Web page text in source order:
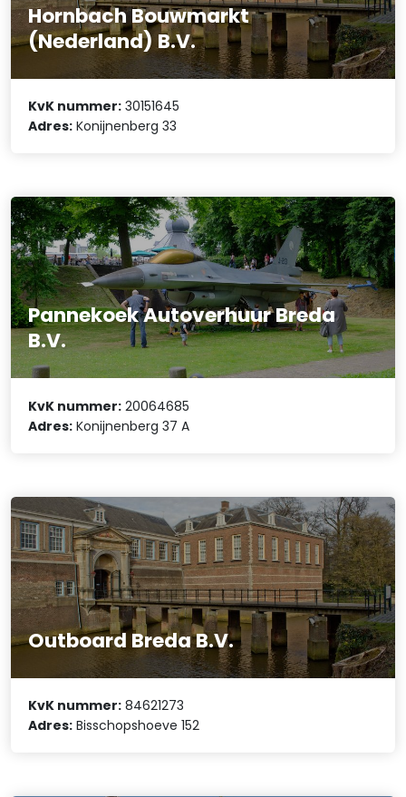
Hornbach Bouwmarkt
(Nederland) B.V.
KvK nummer: 30151645
Adres: Konijnenberg 33
Pannekoek Autoverhuur Breda
B.V.
KvK nummer: 20064685
Adres: Konijnenberg 37 A
Outboard Breda B.V.
KvK nummer: 84621273
Adres: Bisschopshoeve 152